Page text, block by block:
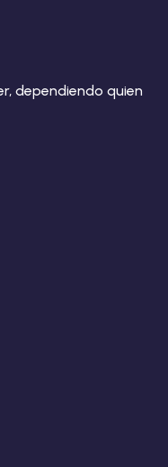
dependiendo quien